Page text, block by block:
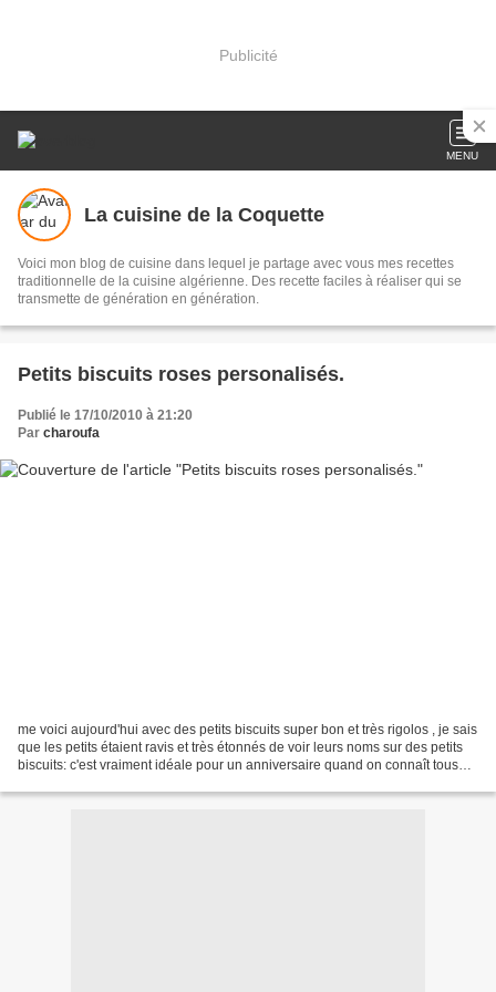
Publicité
MENU
La cuisine de la Coquette
Voici mon blog de cuisine dans lequel je partage avec vous mes recettes
traditionnelle de la cuisine algérienne. Des recette faciles à réaliser qui se
transmette de génération en génération.
Petits biscuits roses personalisés.
Publié le 17/10/2010 à 21:20
Par charoufa
me voici aujourd'hui avec des petits biscuits super bon et très rigolos , je sais
que les petits étaient ravis et très étonnés de voir leurs noms sur des petits
biscuits: c'est vraiment idéale pour un anniversaire quand on connaît tous